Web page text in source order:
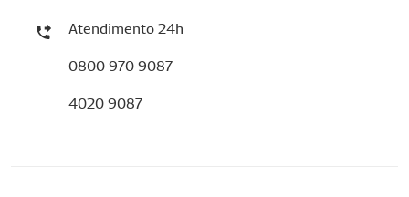
Atendimento 24h
0800 970 9087
4020 9087